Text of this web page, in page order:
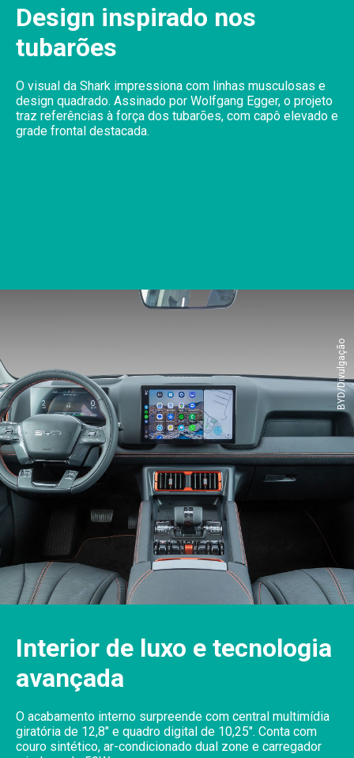
Design inspirado nos
tubarões
O visual da Shark impressiona com linhas musculosas e
design quadrado. Assinado por Wolfgang Egger, o projeto
traz referências à força dos tubarões, com capô elevado e
grade frontal destacada.
BYD/Divulgação
Interior de luxo e tecnologia
avançada
O acabamento interno surpreende com central multimídia
giratória de 12,8" e quadro digital de 10,25". Conta com
couro sintético, ar-condicionado dual zone e carregador